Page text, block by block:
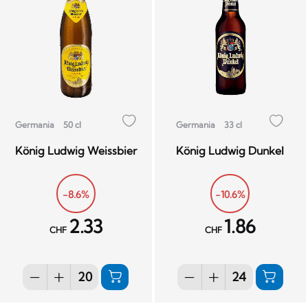
Germania 50 cl
König Ludwig Weissbier
-8.6%
CHF 2.33
Germania 33 cl
König Ludwig Dunkel
-10.6%
CHF 1.86